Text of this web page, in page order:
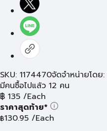
SKU: 1174470จัดจำหน่ายโดย:
มีคนซื้อไปแล้ว 12 คน
฿ 135 /Each
ราคาสุดท้าย*
฿130.95 /Each